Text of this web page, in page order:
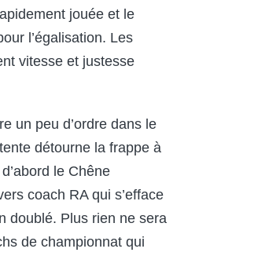
jouée et le
l’égalisation. Les
vitesse et justesse
un peu d’ordre dans le
détourne la frappe à
le Chêne
coach RA qui s’efface
doublé. Plus rien ne sera
de championnat qui